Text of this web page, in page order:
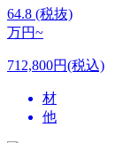
64.8 (税抜)
万円~
712,800円(税込)
材
他